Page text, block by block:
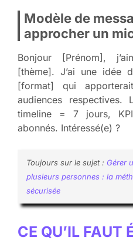
Modèle de
approcher un
Bonjour [Prénom],
[thème]. J’ai une idée
[format] qui
audiences
timeline = 7 jours,
abonnés. Intéressé(e) ?
Toujours sur le sujet : Gérer
plusieurs personnes : la
sécurisée
CE QU’IL FAUT